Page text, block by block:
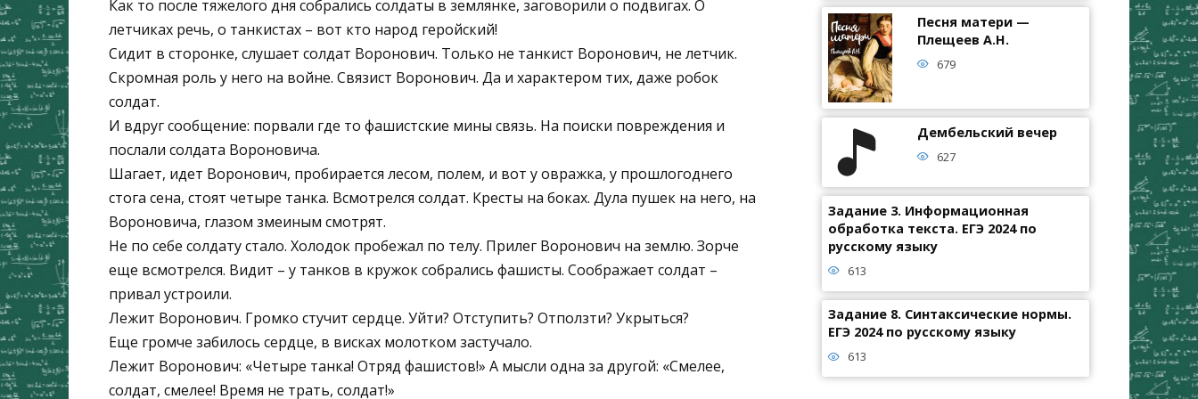
Как то после тяжелого дня собрались солдаты в землянке, заговорили о подвигах. О
летчиках речь, о танкистах – вот кто народ геройский!
Сидит в сторонке, слушает солдат Воронович. Только не танкист Воронович, не летчик.
Скромная роль у него на войне. Связист Воронович. Да и характером тих, даже робок
солдат.
И вдруг сообщение: порвали где то фашистские мины связь. На поиски повреждения и
послали солдата Вороновича.
Шагает, идет Воронович, пробирается лесом, полем, и вот у овражка, у прошлогоднего
стога сена, стоят четыре танка. Всмотрелся солдат. Кресты на боках. Дула пушек на него, на
Вороновича, глазом змеиным смотрят.
Не по себе солдату стало. Холодок пробежал по телу. Прилег Воронович на землю. Зорче
еще всмотрелся. Видит – у танков в кружок собрались фашисты. Соображает солдат –
привал устроили.
Лежит Воронович. Громко стучит сердце. Уйти? Отступить? Отползти? Укрыться?
Еще громче забилось сердце, в висках молотком застучало.
Лежит Воронович: «Четыре танка! Отряд фашистов!» А мысли одна за другой: «Смелее,
солдат, смелее! Время не трать, солдат!»
Песня матери —
Плещеев А.Н.
679
Дембельский вечер
627
Задание 3. Информационная
обработка текста. ЕГЭ 2024 по
русскому языку
613
Задание 8. Синтаксические нормы.
ЕГЭ 2024 по русскому языку
613